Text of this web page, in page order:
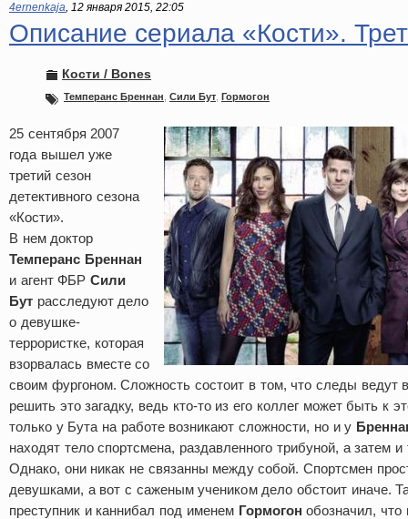
4ernenkaja, 12 января 2015, 22:05
Описание сериала «Кости».
Кости / Bones
Темперанс Бреннан Сили Бут Гормогон
25 сентября 2007
года вышел уже
третий сезон
детективного сезона
«Кости».
В нем доктор
Темперанс Бреннан
и агент ФБРСили
Бут расследуют дело
о девушке-
террористке, которая
взорвалась вместе со
своим фургоном. Сложность состоит в том, что следы
решить это загадку, ведь кто-то из его коллег может быть к
только у Бута на работе возникают сложности, но и у
находят тело спортсмена, раздавленного трибуной, а затем и
Однако, они никак не связанны между собой. Спортсмен
девушками, а вот с саженым учеником дело обстоит иначе.
преступник и каннибал под именем Гормогон обозначил, что